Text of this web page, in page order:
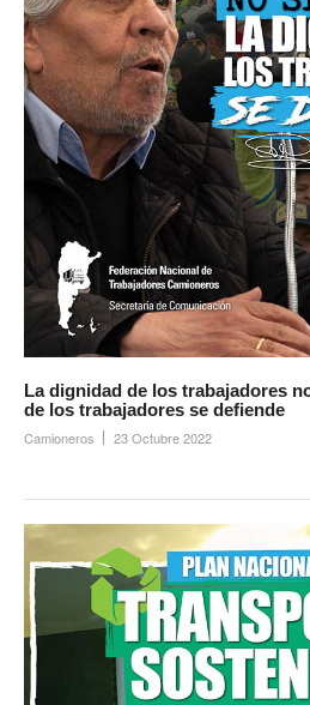
La dignidad de los trabajadores
de los trabajadores se defiende
Camioneros 23 Octubre 2022